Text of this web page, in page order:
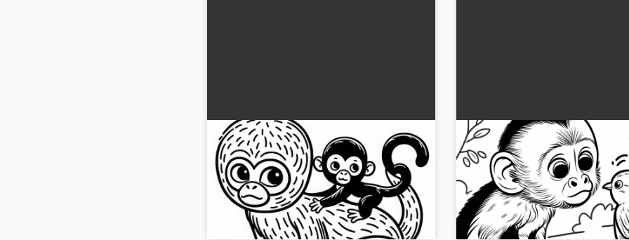
Klammeraffe-vauva tarttuu äitinsä
selkään - Ilmainen värityskuva
Koe luova vapaus kynamme Klammeraffen-
vauvan värityskuvalla. Hanki malli nyt
ilmaiseksi!...
Kylmäapina tarkkailee
lintua - Ilmainen väritettävä
Inspiryydy uteliaasta
kiinnikeapinalustuosastamme ja
Lataa kuva ilmaiseksi!...